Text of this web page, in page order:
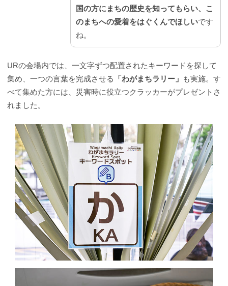
国の方にまちの歴史を知ってもらい、こ
のまちへの愛着をはぐくんでほしいです
ね。
URの会場内では、一文字ずつ配置されたキーワードを探して
集め、一つの言葉を完成させる
「わがまちラリー」
も実施。す
べて集めた方には、災害時に役立つクラッカーがプレゼントさ
れました。